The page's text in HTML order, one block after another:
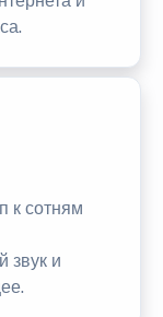
к сотням
звук и